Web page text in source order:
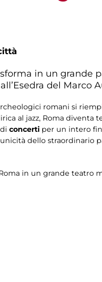
in un
del Marco
romani si
al jazz, Roma
concerti per un intero
dello straordinario
in un grande teatro